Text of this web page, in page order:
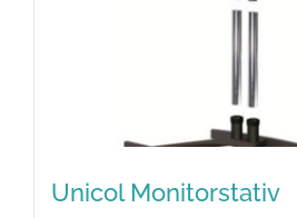
Unicol Monitorstativ